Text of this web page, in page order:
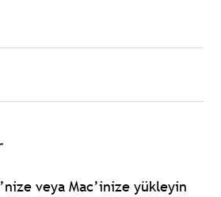
veya Mac’inize yükleyin